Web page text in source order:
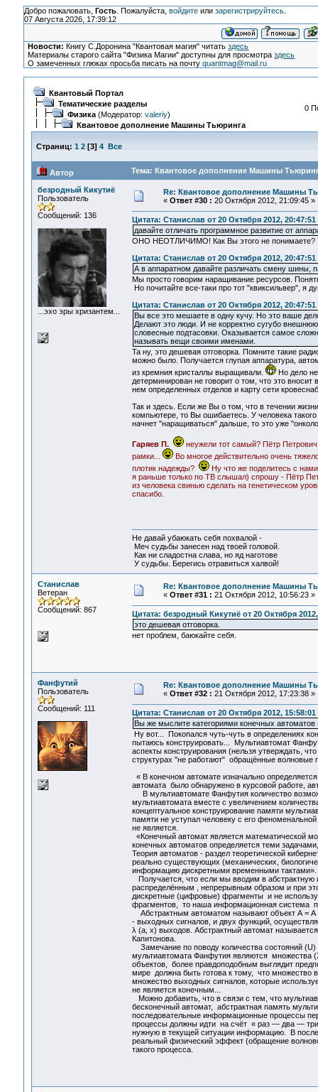
Добро пожаловать, Гость. Пожалуйста, войдитеили зарегистрируйтесь.
07 Августа 2026, 17:39:12
Новости: Книгу С.Доронина "Квантовая магия" читатьздесь
Материалы старого сайта "Физика Магии" доступны для просмотраздесь
О замеченных глюках просьба писать на почтуquantmag@mail.ru
Квантовый Портал
Тематические разделы
Физика(Модератор: valeriy)
Квантовое дополнение Машины Тьюринга
0
Страниц: 1 2[3] 4 Все
Автор Тема: Квантовое дополнение Машины
безродный Кикутиё
Пользователь
Сообщений: 136
...эхо эры хризантем...
Re: Квантовое дополнение Машины
« Ответ #30 : 20 Октября 2012, 21:09:45 »
Цитата: Станислав от 20 Октября 2012, 20:47:51
давайте отличать программное развитие от
ОНО НЕОТЛИЧИМО! Как Вы этого не понимаете?
Цитата: Станислав от 20 Октября 2012, 20:47:51
А в аппаратном давайте различать смену шины,
Мы просто говорим наращивание ресурсов.
Но почитайте все-таки про тот "квиксильвер", я
Цитата: Станислав от 20 Октября 2012, 20:47:51
Вы все это мешаете в одну кучу. Но это ваше
Делают это люди. И не корректно сугубо
словесные подтасовки. Оказывается самое
называть вещи своими именами.
Та ну, это дешевая отговорка. Помните такие
можно было. Получается глупая аппаратура,
из кремния кристаллы выращивали.
Но дело не
детерминирован не говорит о том, что это
нем определенных отделов и карту сети
Так и здесь. Если же Вы о том, что в течении
компьютере, то Вы ошибаетесь. У человека
начнет "наращиваться" дальше, то это уже
Гаряев П.
неужели тот самый? Пётр
рамки...
Во многое действительно очень
плотик надежды?
Ну что же поделитесь с
я раньше только по ТВ слышал) спрошу - Пётр
из человека свинью сделать на генетическом
спасибо.
Не давай убаюкать себя похвалой -
Меч судьбы занесен над твоей головой.
Как ни сладостна слава, но яд наготове
У судьбы. Берегись отравиться халвой!
Станислав
Ветеран
Сообщений: 867
Re: Квантовое дополнение Машины
« Ответ #31 : 21 Октября 2012, 10:56:23 »
Цитата: безродный Кикутиё от 20 Октября
это дешевая отговорка.
нет проблем, баюкайте себя.
Фанфутий
Пользователь
Сообщений: 111
Re: Квантовое дополнение Машины
« Ответ #32 : 21 Октября 2012, 17:23:38 »
Цитата: Станислав от 20 Октября 2012, 15:58:01
Вы же мыслите категориями конечных автоматов
Ну вот... Покопался чуть-чуть в определениях
пытаюсь конструировать... Мультиавтомат
аспекты конструирования (нельзя утверждать,
структурах "не работают" обращённые волновые
« В конечном автомате изначально
автомата было обнаружено в курсовой работе,
В мультиавтомате Фанфутия количество
мультиавтомата вместе с увеличением
концептуальное конструирование памяти
памяти не уступал человеку с его
не является.
«Конечный автомат является математической
конечных автоматов определяется теми
Теория автоматов - раздел теоретической
реально существующих (механических,
информацию дискретными временными тактами».
Получается, что если мы вводим в
распределённым , непрерывным образом и при
дискретные (цифровые) фрагменты и не
фрагментов, то наша информационная система
Абстрактным автоматом называют объект А = А
- выходных сигналов, и двух функций,
λ (а, x) выходов. Абстрактный автомат
Капитонова.
Замечание по поводу количества состояний
мультиавтомата Фанфутия являются множества
объектов, более правдоподобным выглядит
мире должна быть готова к тому, что множество
множество выходных сигналов, которые
не является конечным...
Можно добавить, что в связи с тем, что
бесконечный автомат, абстрактная память
последовательные информационные процессы
процессы должны идти на счёт « раз — два —
нужную в текущей ситуации информацию. В
реальный физический эффект (обращение
такого процесса.